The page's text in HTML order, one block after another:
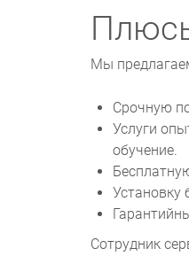
Мы
Срочную
Услуги
обучение.
Установку
Сотрудник